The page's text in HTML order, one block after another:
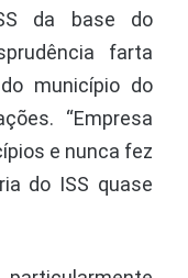
da base do
farta
município do
“Empresa
e nunca fez
do ISS quase